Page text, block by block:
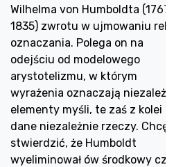
Wilhelma von Humboldta
1835) zwrotu w ujmowaniu
oznaczania. Polega on na
odejściu od modelowego
arystotelizmu, w którym
wyrażenia oznaczają
elementy myśli, te zaś z kolei –
dane niezależnie rzeczy. Chcę
stwierdzić, że Humboldt
wyeliminował ów środkowy